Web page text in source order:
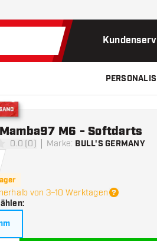
0.0 (0) Marke: BULL'S GERMANY
Mamba97 M6 - Softdarts
von 3–10 Werktagen
: